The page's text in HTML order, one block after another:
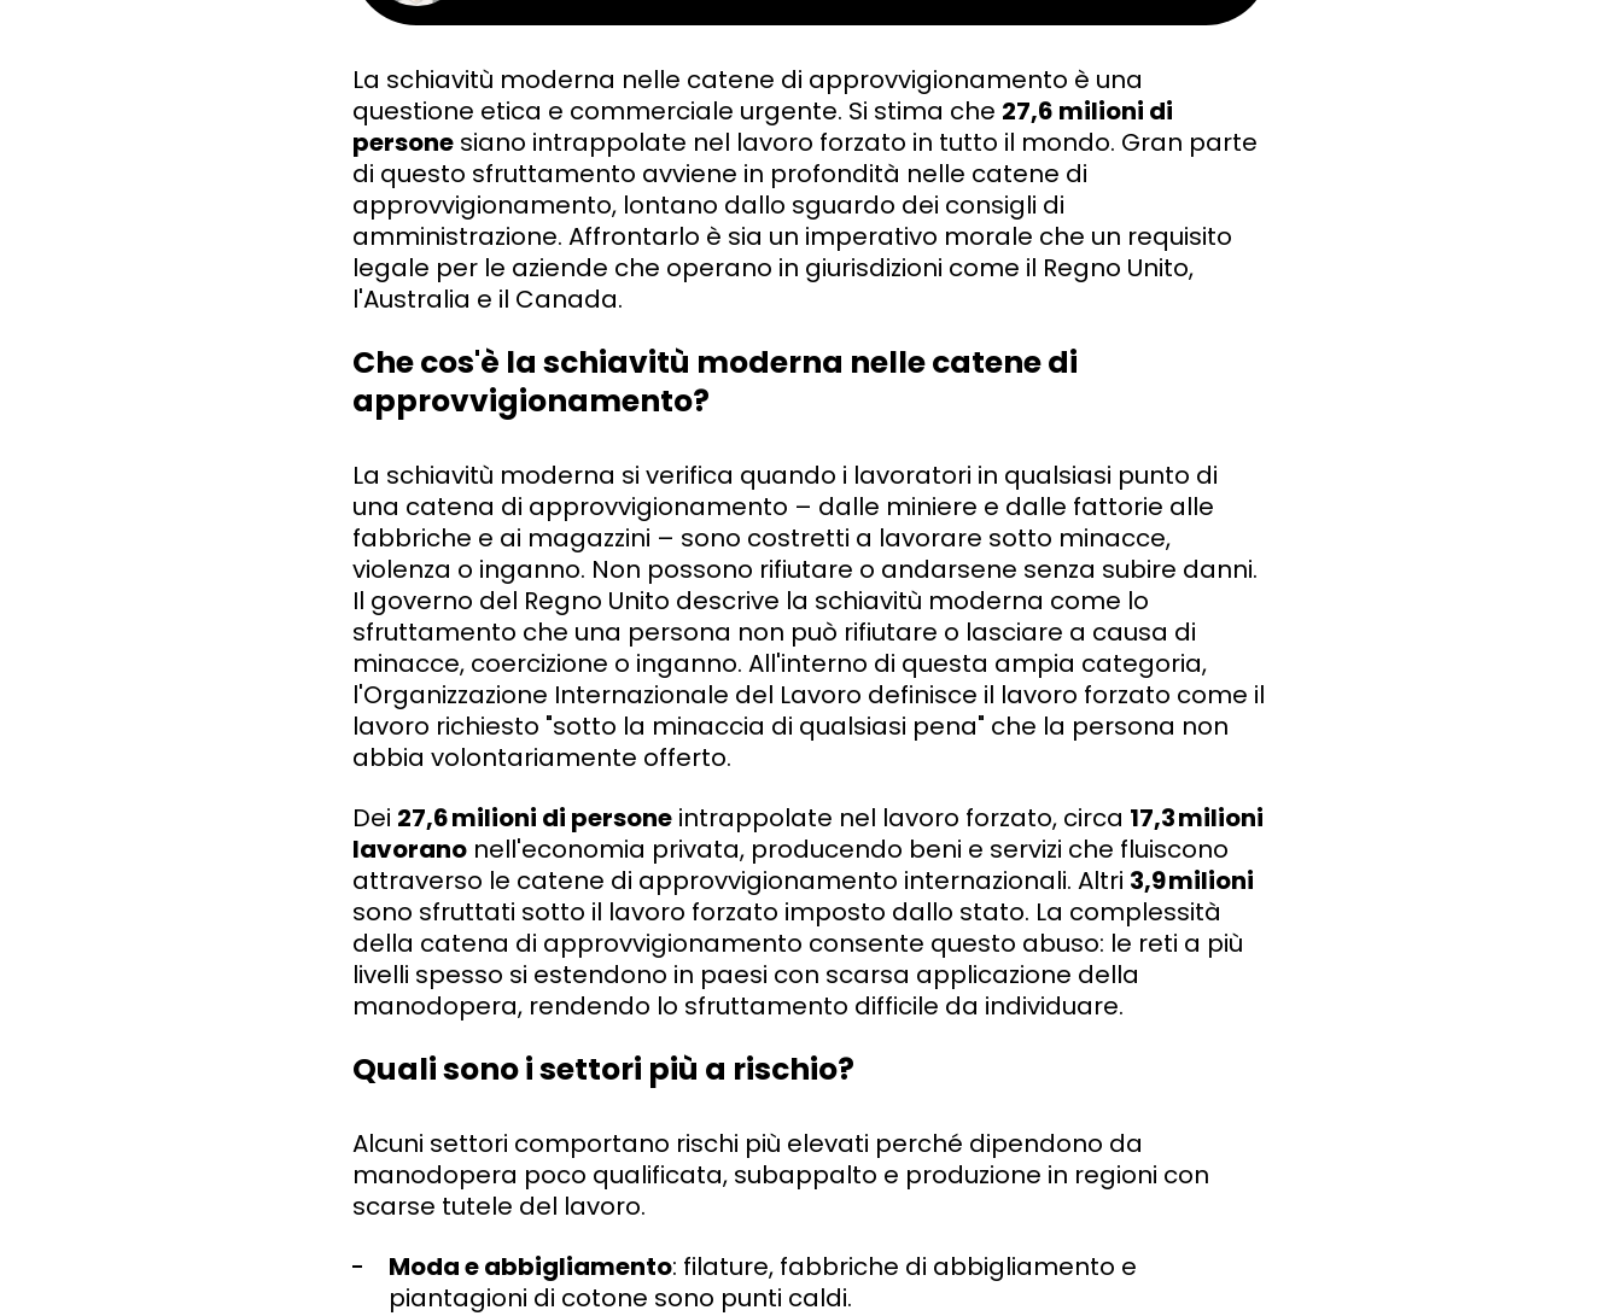
La schiavitù moderna nelle catene di approvvigionamento è una
questione etica e commerciale urgente. Si stima che 27,6 milioni di
persone siano intrappolate nel lavoro forzato in tutto il mondo. Gran parte
di questo sfruttamento avviene in profondità nelle catene di
approvvigionamento, lontano dallo sguardo dei consigli di
amministrazione. Affrontarlo è sia un imperativo morale che un requisito
legale per le aziende che operano in giurisdizioni come il Regno Unito,
l'Australia e il Canada.
Che cos'è la schiavitù moderna nelle catene di
approvvigionamento?
La schiavitù moderna si verifica quando i lavoratori in qualsiasi punto di
una catena di approvvigionamento – dalle miniere e dalle fattorie alle
fabbriche e ai magazzini – sono costretti a lavorare sotto minacce,
violenza o inganno. Non possono rifiutare o andarsene senza subire danni.
Il governo del Regno Unito descrive la schiavitù moderna come lo
sfruttamento che una persona non può rifiutare o lasciare a causa di
minacce, coercizione o inganno. All'interno di questa ampia categoria,
l'Organizzazione Internazionale del Lavoro definisce il lavoro forzato come il
lavoro richiesto "sotto la minaccia di qualsiasi pena" che la persona non
abbia volontariamente offerto.
Dei 27,6milioni di persone intrappolate nel lavoro forzato, circa 17,3milioni
lavorano nell'economia privata, producendo beni e servizi che fluiscono
attraverso le catene di approvvigionamento internazionali. Altri 3,9milioni
sono sfruttati sotto il lavoro forzato imposto dallo stato. La complessità
della catena di approvvigionamento consente questo abuso: le reti a più
livelli spesso si estendono in paesi con scarsa applicazione della
manodopera, rendendo lo sfruttamento difficile da individuare.
Quali sono i settori più a rischio?
Alcuni settori comportano rischi più elevati perché dipendono da
manodopera poco qualificata, subappalto e produzione in regioni con
scarse tutele del lavoro.
Moda e abbigliamento: filature, fabbriche di abbigliamento e
piantagioni di cotone sono punti caldi.